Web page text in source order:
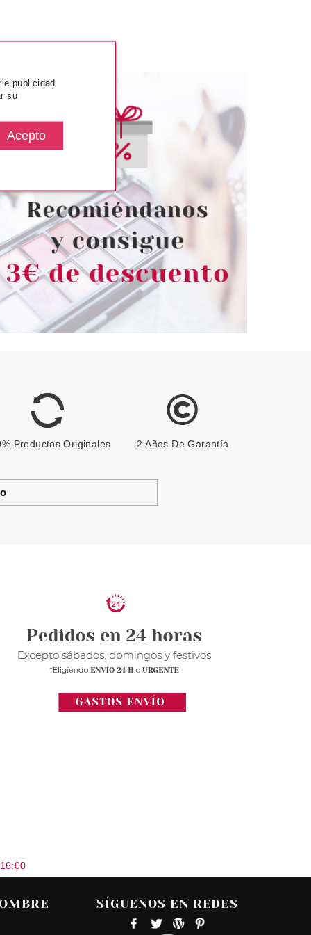
CAPILAR
desde
BABARIA ADVENTURE
PROTECTOR SOLAR SPF50
ROLL-ON 50 ML
desde
5.90€
Productos Originales 2 Años De Garantía
SÍGUENOS EN REDES
publicidad
su